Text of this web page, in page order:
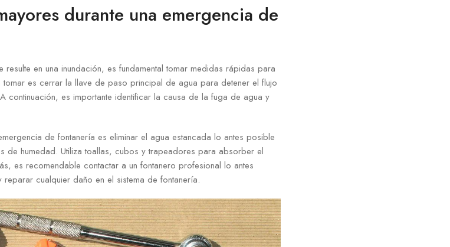
durante una emergencia de
en una inundación, es fundamental tomar medidas rápidas para
es cerrar la llave de paso principal de agua para detener el flujo
continuación, es importante identificar la causa de la fuga de agua y
de fontanería es eliminar el agua estancada lo antes posible
de humedad. Utiliza toallas, cubos y trapeadores para absorber el
es recomendable contactar a un fontanero profesional lo antes
cualquier daño en el sistema de fontanería.